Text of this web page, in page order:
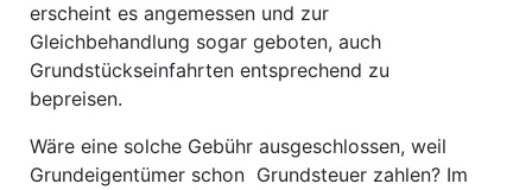
erscheint es angemessen und zur
Gleichbehandlung sogar geboten, auch
Grundstückseinfahrten entsprechend zu
bepreisen.
Wäre eine solche Gebühr ausgeschlossen, weil
Grundeigentümer schon Grundsteuer zahlen? Im